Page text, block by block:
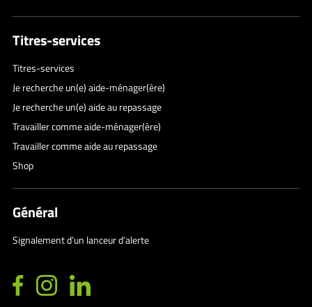
Titres-services
Titres-services
Je recherche un(e) aide-ménager(ère)
Je recherche un(e) aide au repassage
Travailler comme aide-ménager(ère)
Travailler comme aide au repassage
Shop
Général
Signalement d’un lanceur d’alerte